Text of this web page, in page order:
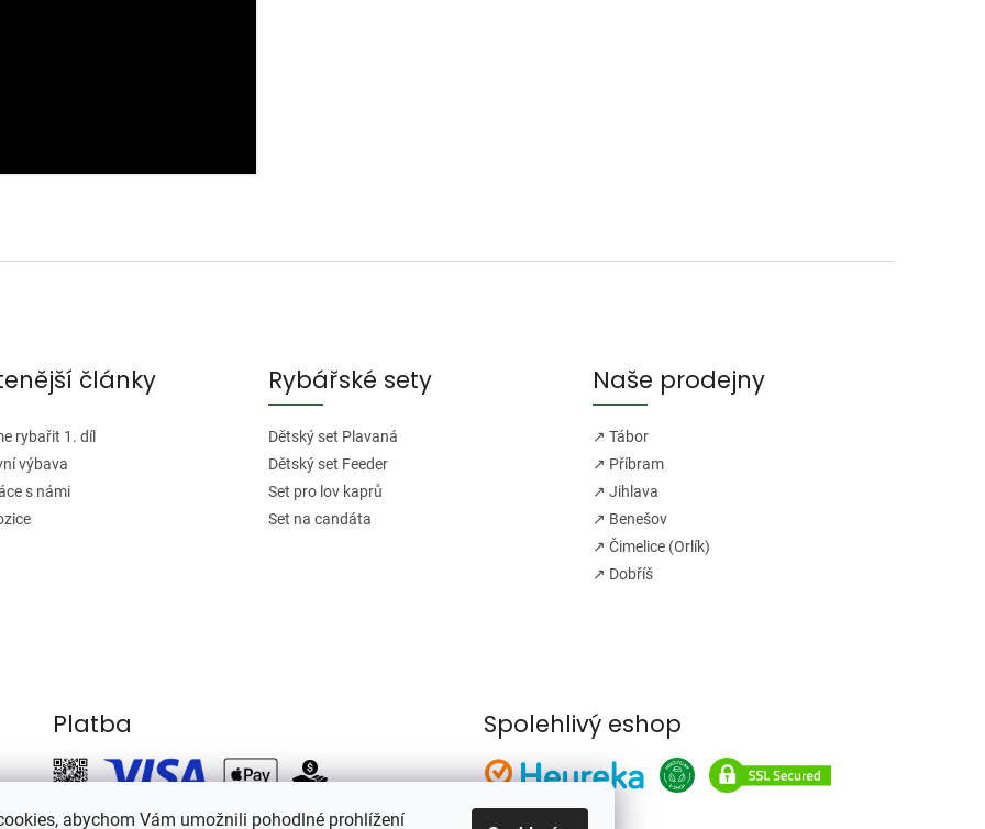
abychom Vám umožnili pohodlné prohlížení
články
rybařit 1. díl
výbava
s námi
Rybářské sety
Dětský set Plavaná
Dětský set Feeder
Set pro lov kaprů
Set na candáta
Naše prodejny
↗ Tábor
↗ Příbram
↗ Jihlava
↗ Benešov
↗ Čimelice (Orlík)
↗ Dobříš
Platba Spolehlivý eshop